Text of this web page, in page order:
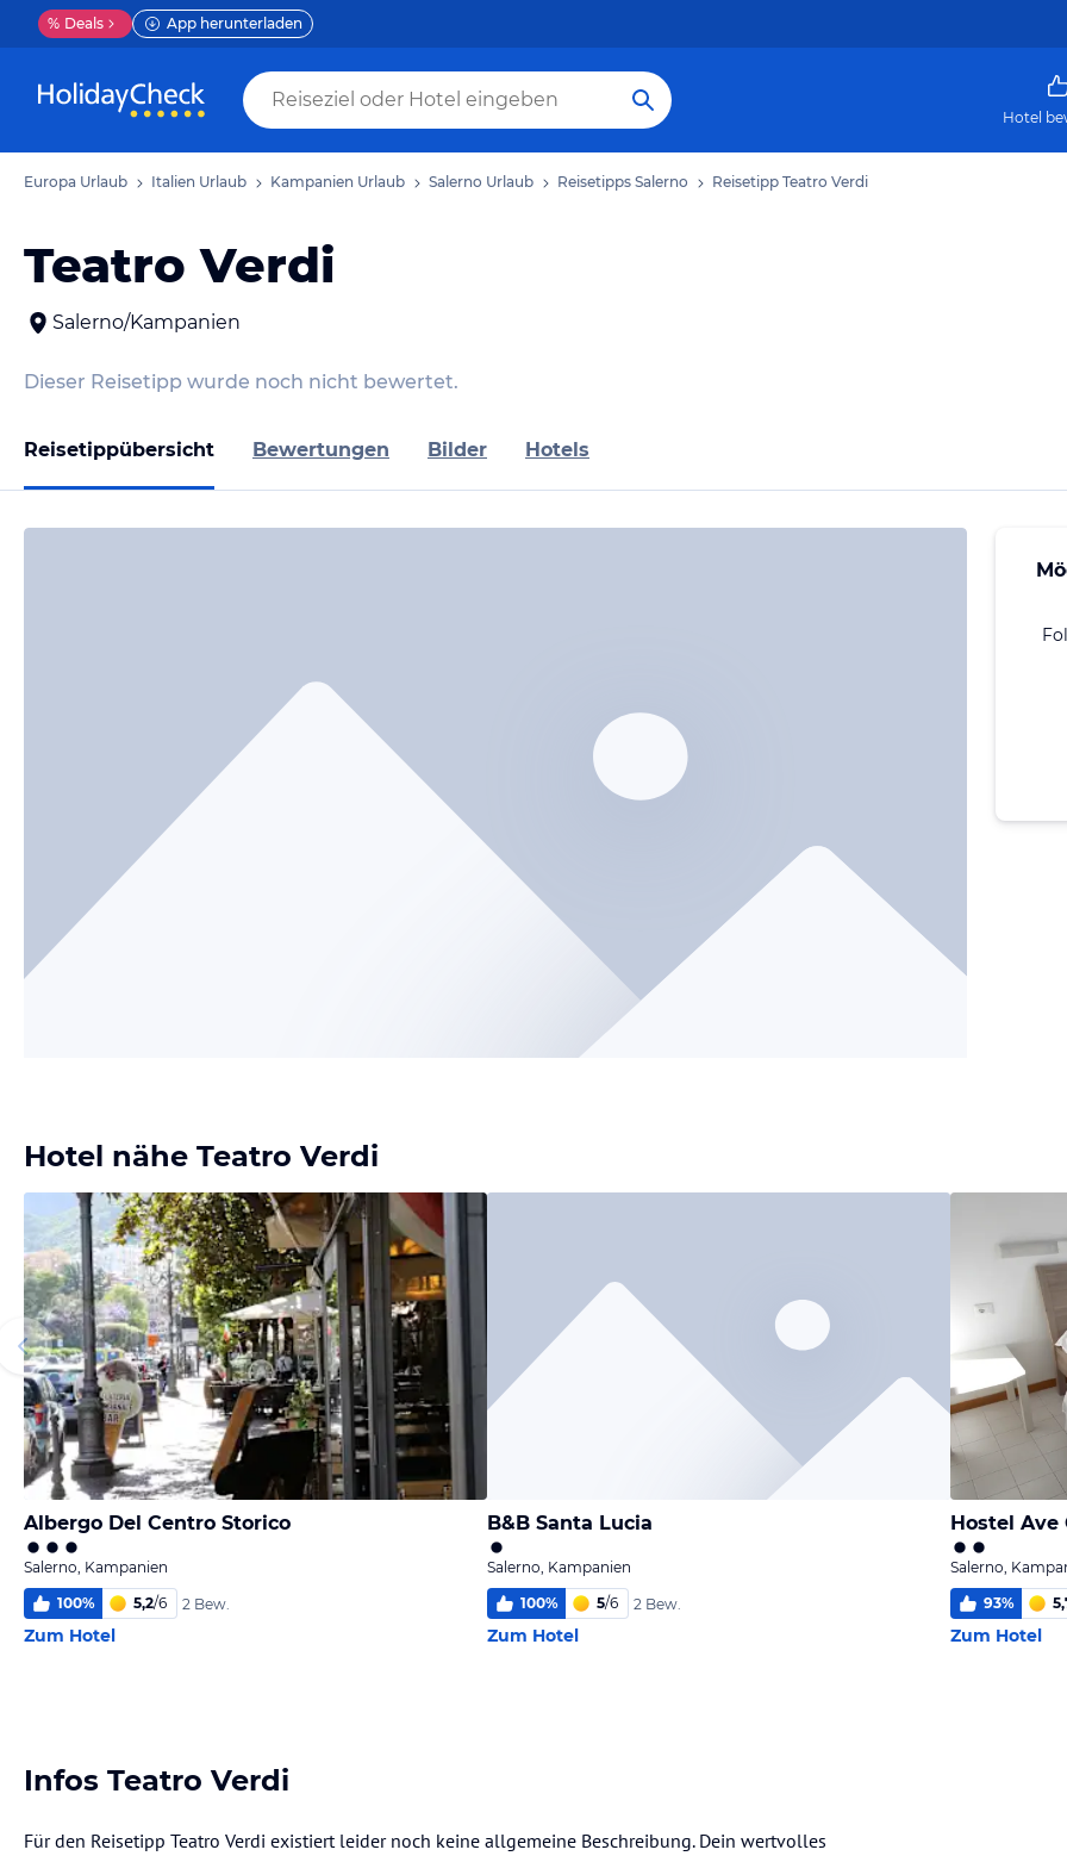
% Deals App herunterladen
Hotel
Europa Urlaub Italien Urlaub Kampanien Urlaub Salerno Urlaub Reisetipps Salerno Reisetipp Teatro Verdi
Teatro Verdi
Salerno/Kampanien
Dieser Reisetipp wurde noch nicht bewertet.
Reisetippübersicht Bewertungen Bilder Hotels
Hotel nähe Teatro Verdi
Albergo Del Centro Storico
Salerno, Kampanien
100% 5,2/6 2 Bew.
Zum Hotel
B&B Santa Lucia
Salerno, Kampanien
100% 5/6 2 Bew.
Zum Hotel
Hostel Ave
Salerno,
93%
Zum Hotel
Infos Teatro Verdi
Für den Reisetipp Teatro Verdi existiert leider noch keine allgemeine Beschreibung. Dein wertvolles